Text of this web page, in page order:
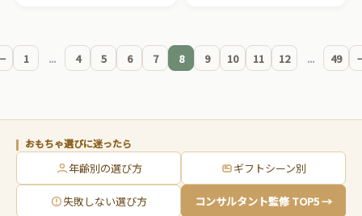
1 ... 4 5 6 7 8 9 10 11 12 ... 49
おもちゃ選びに迷ったら
年齢別の選び方 ギフトシーン別
失敗しない選び方 コンサルタント監修 TOP5 →